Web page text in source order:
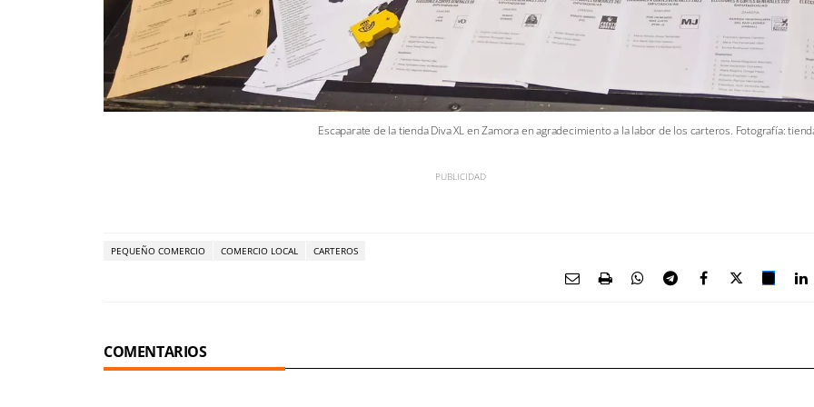
Escaparate de la tienda Diva XL en Zamora en agradecimiento a la labor de los carteros. Fotografía:
PEQUEÑO COMERCIO COMERCIO LOCAL CARTEROS
COMENTARIOS